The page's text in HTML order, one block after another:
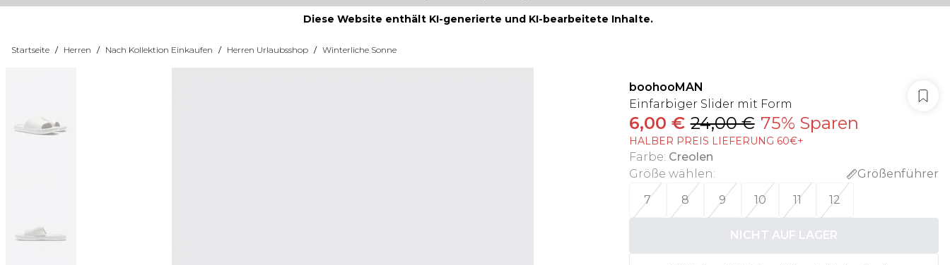
Diese Website enthält KI-generierte und KI-bearbeitete Inhalte.
Startseite / Herren / Nach Kollektion Einkaufen / Herren Urlaubsshop / Winterliche Sonne
boohooMAN
Einfarbiger Slider mit Form
6,00 € 24,00 € 75% Sparen
HALBER PREIS LIEFERUNG 60€+
Farbe: Creolen
Größe wählen:
Größenführer
7
8 9 10 11 12
NICHT AUF LAGER